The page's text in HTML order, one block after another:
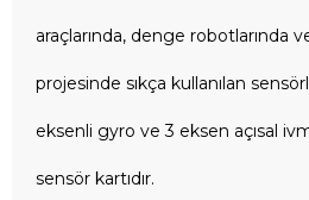
araçlarında, denge robotlarında
projesinde sıkça kullanılan
eksenli gyro ve 3 eksen açısal
sensör kartıdır.